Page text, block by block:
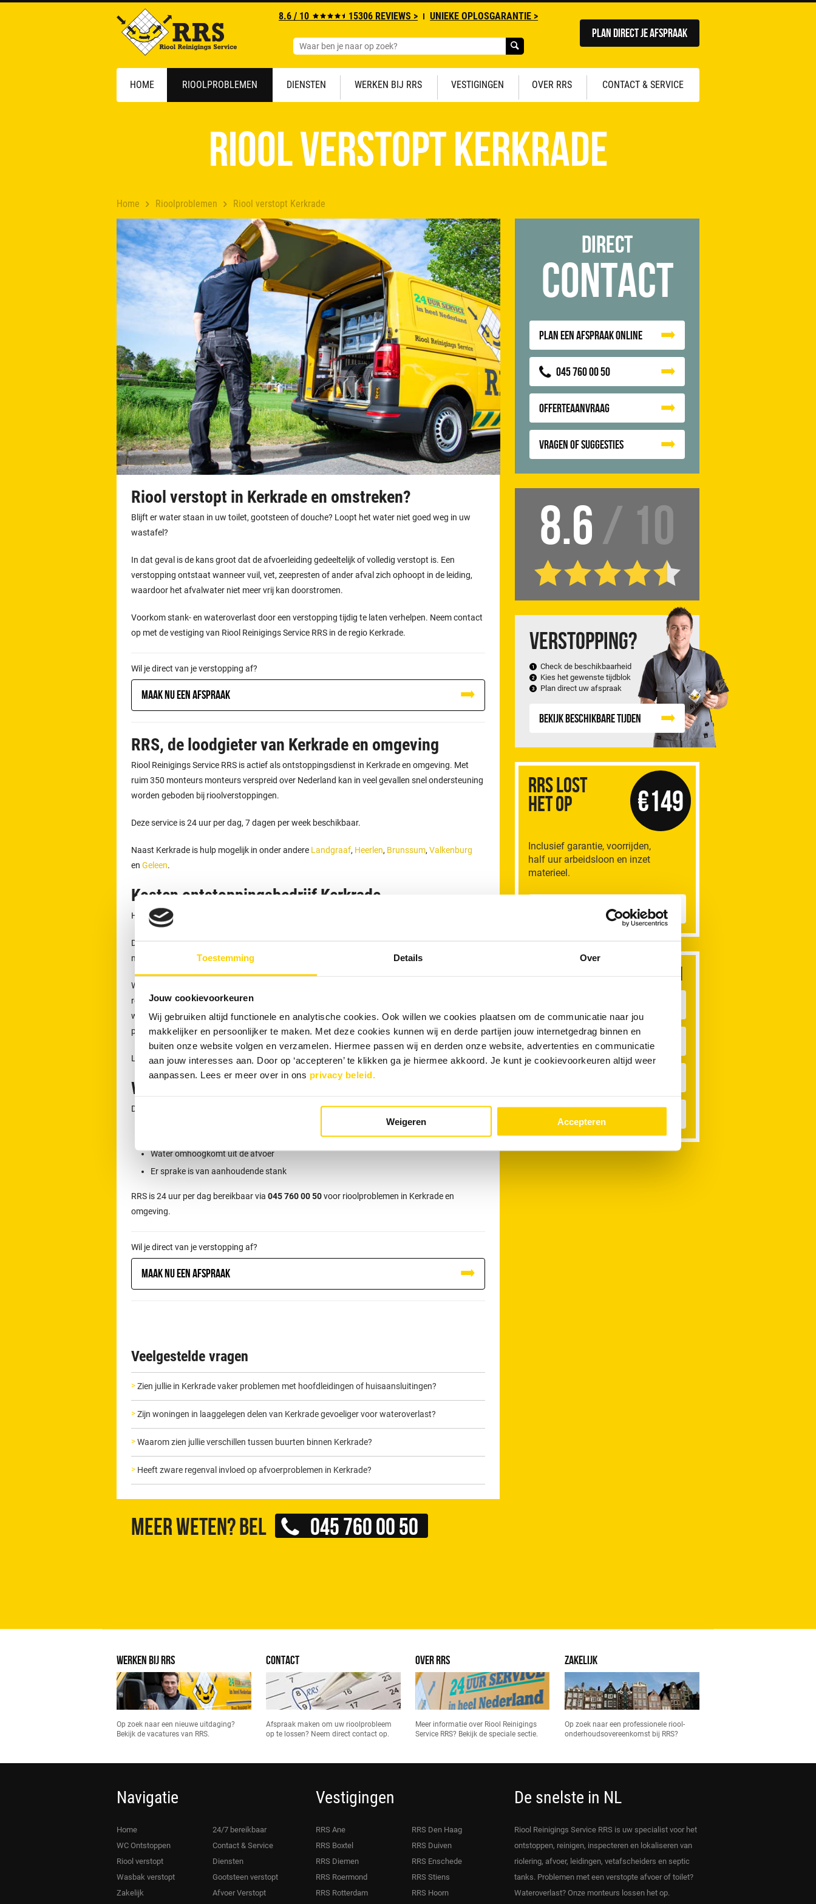
Toestemming Details Over
Jouw cookievoorkeuren
Wij gebruiken altijd functionele en analytische cookies. Ook willen we cookies plaatsen om de communicatie naar jou
makkelijker en persoonlijker te maken. Met deze cookies kunnen wij en derde partijen jouw internetgedrag binnen en
buiten onze website volgen en verzamelen. Hiermee passen wij en derden onze website, advertenties en communicatie
aan jouw interesses aan. Door op ‘accepteren’ te klikken ga je hiermee akkoord. Je kunt je cookievoorkeuren altijd weer
aanpassen. Lees er meer over in ons privacy beleid.
Weigeren Accepteren
8.6 / 10 15306 REVIEWS > UNIEKE OPLOSGARANTIE >
Plan direct je afspraak
HOME RIOOLPROBLEMEN DIENSTEN WERKEN BIJ RRS VESTIGINGEN OVER RRS CONTACT & SERVICE
Home Rioolproblemen Riool verstopt Kerkrade
Riool verstopt Kerkrade
Riool verstopt in Kerkrade en omstreken?
Blijft er water staan in uw toilet, gootsteen of douche? Loopt het water niet goed weg in uw
wastafel?
In dat geval is de kans groot dat de afvoerleiding gedeeltelijk of volledig verstopt is. Een
verstopping ontstaat wanneer vuil, vet, zeepresten of ander afval zich ophoopt in de leiding,
waardoor het afvalwater niet meer vrij kan doorstromen.
Voorkom stank- en wateroverlast door een verstopping tijdig te laten verhelpen. Neem contact
op met de vestiging van Riool Reinigings Service RRS in de regio Kerkrade.
Wil je direct van je verstopping af?
Maak nu een afspraak
RRS, de loodgieter van Kerkrade en omgeving
Riool Reinigings Service RRS is actief als ontstoppingsdienst in Kerkrade en omgeving. Met
ruim 350 monteurs monteurs verspreid over Nederland kan in veel gevallen snel ondersteuning
worden geboden bij rioolverstoppingen.
Deze service is 24 uur per dag, 7 dagen per week beschikbaar.
Naast Kerkrade is hulp mogelijk in onder andere Landgraaf, Heerlen, Brunssum, Valkenburg
en Geleen.
Kosten ontstoppingsbedrijf Kerkrade
Het starttarief bedraagt € 149,- inclusief BTW.
Dit tarief geldt voor het eerste half uur en is inclusief voorrijkosten en inzet van standaard
materieel. In 85 % van de gevallen kan de verstopping binnen dit tarief worden verholpen.
Wanneer de werkzaamheden langer duren, wordt € 32,50 inclusief BTW per extra kwartier in
rekening gebracht. De genoemde bedragen zijn exclusief eventuele avond- of
weekendtoeslagen. De prijzen gelden voor particulieren. Betaling vindt bij voorkeur per PIN
plaats.
Lees meer over onze tarieven, garantie en geen succes, geen betaling!
Wanneer direct contact opnemen?
Direct contact is aan te raden wanneer:
Water omhoogkomt uit de afvoer
Er sprake is van aanhoudende stank
RRS is 24 uur per dag bereikbaar via 045 760 00 50voor rioolproblemen in Kerkrade en
omgeving.
Wil je direct van je verstopping af?
Maak nu een afspraak
Veelgestelde vragen
Zien jullie in Kerkrade vaker problemen met hoofdleidingen of huisaansluitingen?
Zijn woningen in laaggelegen delen van Kerkrade gevoeliger voor wateroverlast?
Waarom zien jullie verschillen tussen buurten binnen Kerkrade?
Heeft zware regenval invloed op afvoerproblemen in Kerkrade?
Meer weten? Bel 045 760 00 50
Direct
Contact
Plan een afspraak online
045 760 00 50
Offerteaanvraag
Vragen of suggesties
8.6 / 10
Verstopping?
Check de beschikbaarheid
Kies het gewenste tijdblok
Plan direct uw afspraak
Bekijk beschikbare tijden
RRS Lost
het op
Inclusief garantie, voorrijden,
half uur arbeidsloon en inzet
materieel.
€149
Andere rioolproblemen
Toilet Verstopt
WERKEN BIJ RRS
Op zoek naar een nieuwe uitdaging?
Bekijk de vacatures van RRS.
CONTACT
Afspraak maken om uw rioolprobleem
op te lossen? Neem direct contact op.
OVER RRS
Meer informatie over Riool Reinigings
Service RRS? Bekijk de speciale sectie.
ZAKELIJK
Op zoek naar een professionele riool-
onderhoudsovereenkomst bij RRS?
Navigatie
Home
WC Ontstoppen
Riool verstopt
Wasbak verstopt
Zakelijk
24/7 bereikbaar
Contact & Service
Diensten
Gootsteen verstopt
Afvoer Verstopt
Vestigingen
RRS Ane
RRS Boxtel
RRS Diemen
RRS Roermond
RRS Rotterdam
RRS Den Haag
RRS Duiven
RRS Enschede
RRS Stiens
RRS Hoorn
De snelste in NL
Riool Reinigings Service RRS is uw specialist voor het
ontstoppen, reinigen, inspecteren en lokaliseren van
riolering, afvoer, leidingen, vetafscheiders en septic
tanks. Problemen met een verstopte afvoer of toilet?
Wateroverlast? Onze monteurs lossen het op.